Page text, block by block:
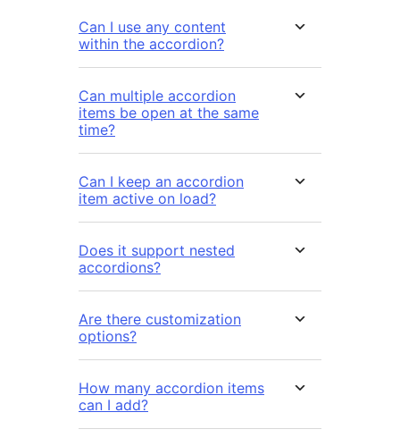
Can I use any content
within the accordion?
Can multiple accordion
items be open at the same
time?
Can I keep an accordion
item active on load?
Does it support nested
accordions?
Are there customization
options?
How many accordion items
can I add?